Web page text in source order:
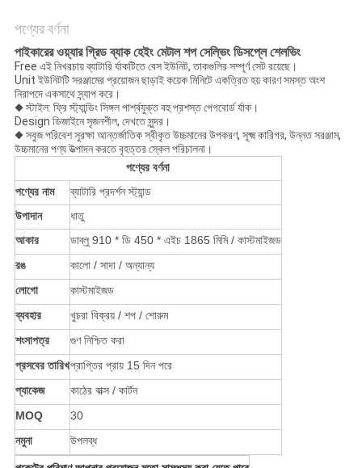
পণ্যের বর্ণনা
পাইকারের ওয়্যার গ্রিড ব্যাক হেইং মেটাল শপ সেল্ভিং ডিসপ্লে শেলভিং
Free এই নিখরচায় ব্যাটারি র্যাকটিতে বেস ইউনিট, তাকগুলির সম্পূর্ণ সেট রয়েছে।
Unit ইউনিটটি সরঞ্জামের প্রয়োজন ছাড়াই কয়েক মিনিটে একত্রিত হয় কারণ সমস্ত অংশ
নিরাপদে একসাথে স্ন্যাপ করে।
◆ স্টাইল: ফ্রি স্ট্যান্ডিং সিঙ্গল পার্শ্বযুক্ত বহু প্রশস্ত পেগবোর্ড র্যাক।
Design ডিজাইনে সৃজনশীল, দেখতে সুন্দর।
◆ সবুজ পরিবেশ সুরক্ষা আন্তর্জাতিক স্বীকৃত উচ্চমানের উপকরণ, সূক্ষ্ম কারিগর, উন্নত সরঞ্জাম,
উচ্চমানের পণ্য উত্পাদন করতে বৃহত্তর স্কেল পরিচালনা।
পণ্যের বর্ণনা
পণ্যের নাম
ব্যাটারি প্রদর্শন স্ট্যান্ড
উপাদান
ধাতু
আকার
ডাব্লু 910 * ডি 450 * এইচ 1865 মিমি / কাস্টমাইজড
রঙ
কালো / সাদা / অন্যান্য
লোগো
কাস্টমাইজড
ব্যবহার
খুচরা বিক্রয় / শপ / শোরুম
শংসাপত্র
গুণ নিশ্চিত করা
প্রসবের তারিখপ্রাপ্তির প্রায় 15 দিন পরে
প্যাকেজ
কাঠের বাক্স / কার্টন
MOQ
30
নমুনা
উপলব্ধ